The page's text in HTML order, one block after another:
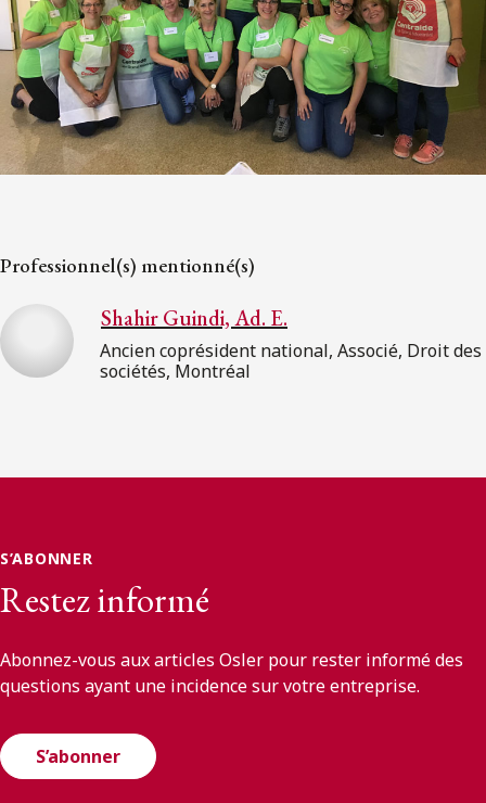
Professionnel(s) mentionné(s)
Shahir Guindi, Ad. E.
Ancien coprésident national, Associé, Droit des
sociétés, Montréal
S’ABONNER
Restez informé
Abonnez-vous aux articles Osler pour rester informé des
questions ayant une incidence sur votre entreprise.
S’abonner